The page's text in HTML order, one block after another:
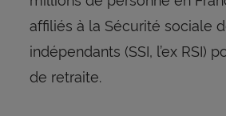
affiliés à la Sécurité sociale
indépendants (SSI, l’ex RSI)
de retraite.